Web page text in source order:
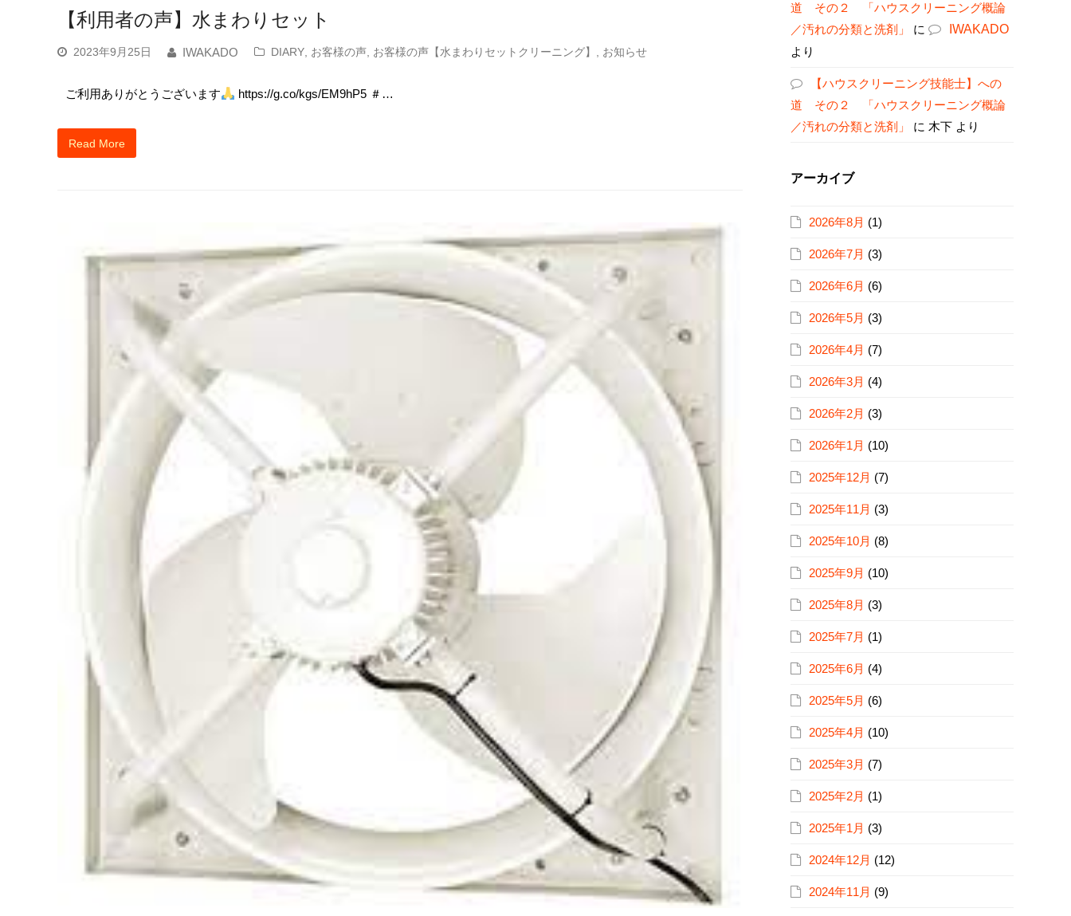
【利用者の声】水まわりセット
2023年9月25日 IWAKADO DIARY, お客様の声, お客様の声【水まわりセットクリーニング】 , お知らせ
ご利用ありがとうございます https://g.co/kgs/EM9hP5 ＃…
Read More
道 その２ 「ハウスクリーニング概論
／汚れの分類と洗剤」
に
IWAKADO
より
【ハウスクリーニング技能士】への
道 その２ 「ハウスクリーニング概論
／汚れの分類と洗剤」
に 木下 より
アーカイブ
2026年8月 (1)
2026年7月 (3)
2026年6月 (6)
2026年5月 (3)
2026年4月 (7)
2026年3月 (4)
2026年2月 (3)
2026年1月 (10)
2025年12月 (7)
2025年11月 (3)
2025年10月 (8)
2025年9月 (10)
2025年8月 (3)
2025年7月 (1)
2025年6月 (4)
2025年5月 (6)
2025年4月 (10)
2025年3月 (7)
2025年2月 (1)
2025年1月 (3)
2024年12月 (12)
2024年11月 (9)